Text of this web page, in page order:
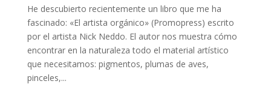
He descubierto recientemente un libro que me ha
fascinado: «El artista orgánico» (Promopress) escrito
por el artista Nick Neddo. El autor nos muestra cómo
encontrar en la naturaleza todo el material artístico
que necesitamos: pigmentos, plumas de aves,
pinceles,...